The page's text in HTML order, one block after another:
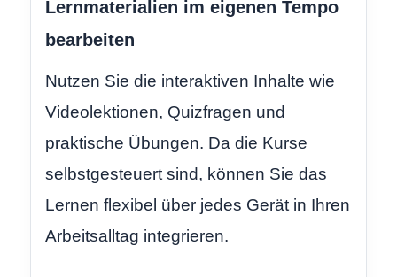
Lernmaterialien im eigenen Tempo
bearbeiten
Nutzen Sie die interaktiven Inhalte wie
Videolektionen, Quizfragen und
praktische Übungen. Da die Kurse
selbstgesteuert sind, können Sie das
Lernen flexibel über jedes Gerät in Ihren
Arbeitsalltag integrieren.